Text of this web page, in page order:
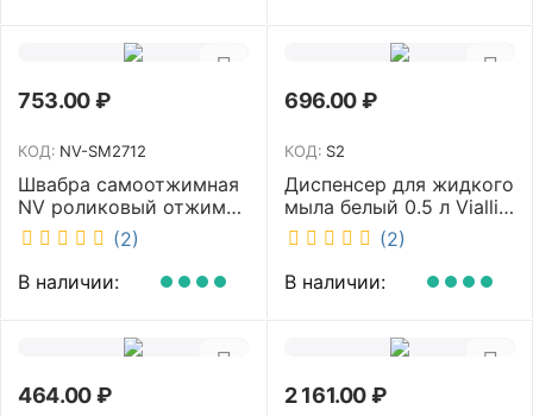
753.00₽
КОД: NV-SM2712
Швабра самоотжимная
NV роликовый отжим
насадка PVA 27 см
телескопическая
рукоятка 70-125 см NV-
SM2712
(2)
В наличии:
696.00₽
КОД: S2
Диспенсер для жидкого
мыла белый 0.5 л Vialli
S2
(2)
В наличии:
464.00₽ 2 161.00₽